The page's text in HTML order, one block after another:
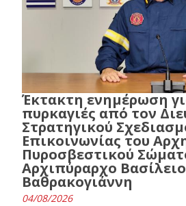
Έκτακτη ενημέρωση
πυρκαγιές από τον
Στρατηγικού
Επικοινωνίας του
Πυροσβεστικού
Αρχιπύραρχο Βασίλειο
Βαθρακογιάννη
04/08/2026